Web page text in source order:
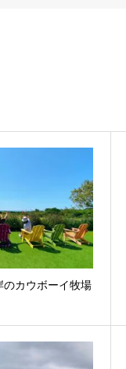
のカウボーイ牧場